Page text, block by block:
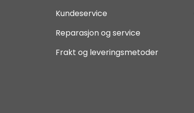
Kundeservice
Reparasjon og service
Frakt og leveringsmetoder